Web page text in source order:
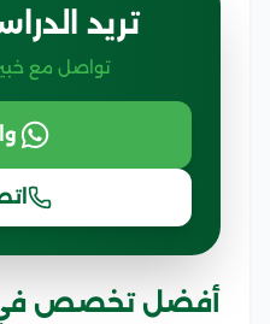
تريد
تواصل مع
أفضل تخصص في